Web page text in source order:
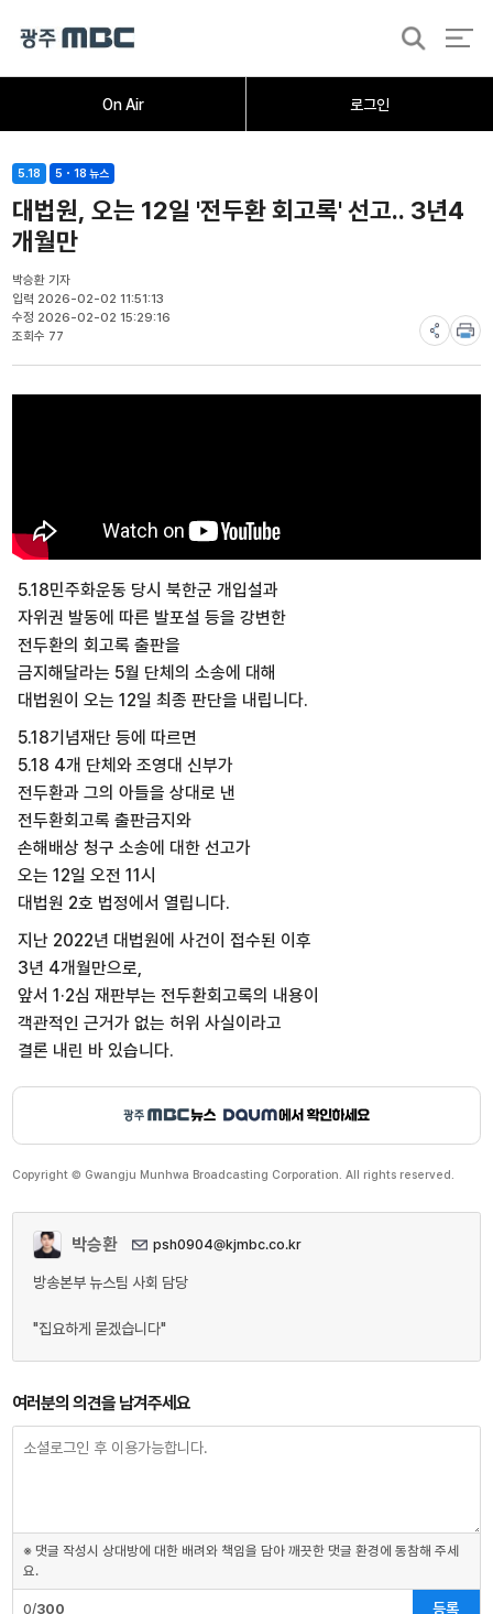
On Air 로그인
검
오늘의뉴스뉴스데스크 취재가시작되자
5.18 5・18 뉴스
대법원, 오는 12일 '전두환 회고록' 선고.. 3년4
개월만
박승환 기자
입력 2026-02-02 11:51:13
수정 2026-02-02 15:29:16
조회수 77
5.18민주화운동 당시 북한군 개입설과
자위권 발동에 따른 발포설 등을 강변한
전두환의 회고록 출판을
금지해달라는 5월 단체의 소송에 대해
대법원이 오는 12일 최종 판단을 내립니다.
5.18기념재단 등에 따르면
5.18 4개 단체와 조영대 신부가
전두환과 그의 아들을 상대로 낸
전두환회고록 출판금지와
손해배상 청구 소송에 대한 선고가
오는 12일 오전 11시
대법원 2호 법정에서 열립니다.
지난 2022년 대법원에 사건이 접수된 이후
3년 4개월만으로,
앞서 1·2심 재판부는 전두환회고록의 내용이
객관적인 근거가 없는 허위 사실이라고
결론 내린 바 있습니다.
Copyright © Gwangju Munhwa Broadcasting Corporation. All rights reserved.
박승환 psh0904@kjmbc.co.kr
방송본부 뉴스팀 사회 담당
"집요하게 묻겠습니다"
여러분의 의견을 남겨주세요
※ 댓글 작성시 상대방에 대한 배려와 책임을 담아 깨끗한 댓글 환경에 동참해 주세
요.
0/300 등록